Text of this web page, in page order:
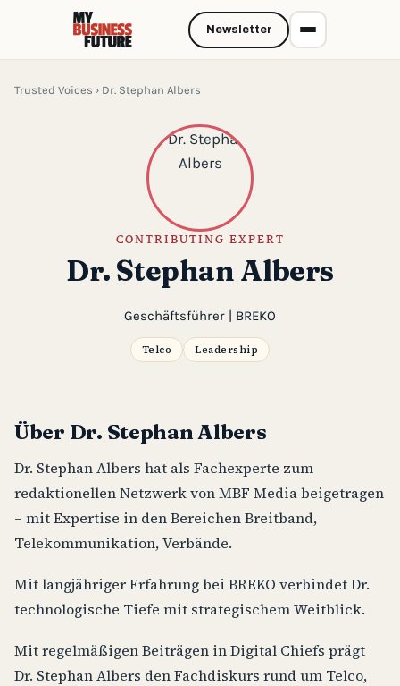
Trusted Voices › Dr. Stephan Albers
CONTRIBUTING EXPERT
Dr. Stephan Albers
Geschäftsführer | BREKO
Telco Leadership
Über Dr. Stephan Albers
Dr. Stephan Albers hat als Fachexperte zum
redaktionellen Netzwerk von MBF Media beigetragen
– mit Expertise in den Bereichen Breitband,
Telekommunikation, Verbände.
Mit langjähriger Erfahrung bei BREKO verbindet Dr.
technologische Tiefe mit strategischem Weitblick.
Mit regelmäßigen Beiträgen in Digital Chiefs prägt
Dr. Stephan Albers den Fachdiskurs rund um Telco,
Newsletter